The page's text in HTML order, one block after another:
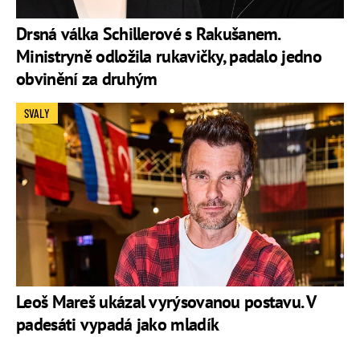
Drsná válka Schillerové s Rakušanem.
Ministryně odložila rukavičky, padalo jedno
obvinění za druhým
Leoš Mareš ukázal vyrýsovanou postavu. V
padesáti vypadá jako mladík
SVALY